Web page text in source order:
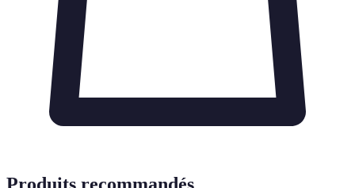
Produits recommandés